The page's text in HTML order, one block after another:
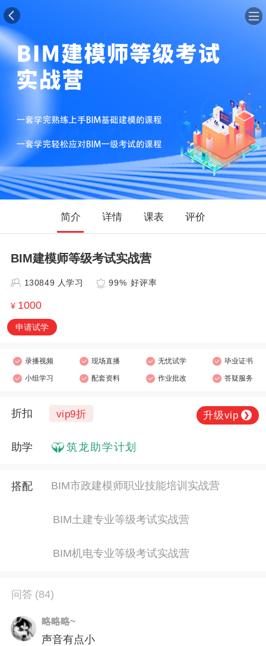
简介 详情 课表 评价
BIM建模师等级考试实战营
130849 人学习 99% 好评率
¥ 1000
申请试学
录播视频 现场直播 无忧试学 毕业证书
小组学习 配套资料 作业批改 答疑服务
折扣 vip9折 升级vip ❯
助学 筑龙助学计划
搭配 BIM市政建模师职业技能培训实战营
BIM土建专业等级考试实战营
BIM机电专业等级考试实战营
问答 (84)
略略略~
声音有点小